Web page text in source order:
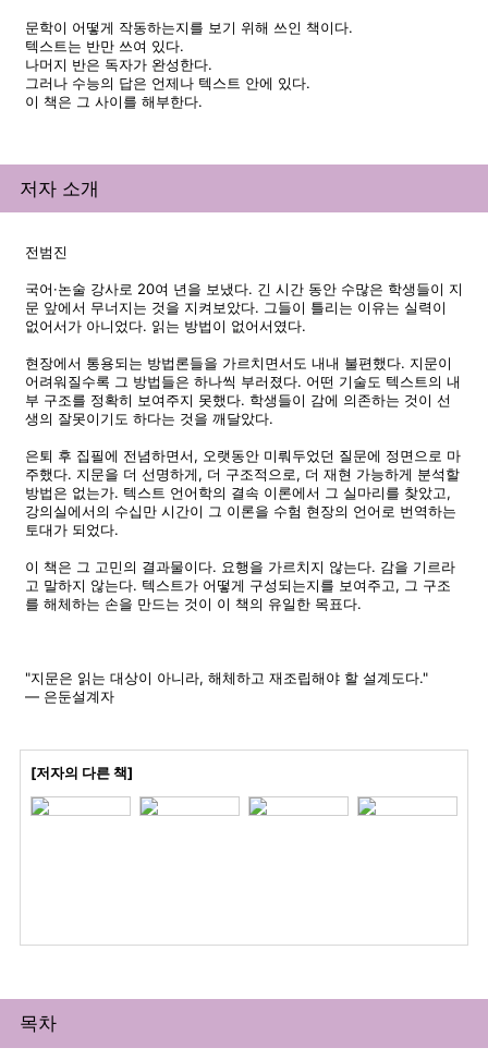
문학이 어떻게 작동하는지를 보기 위해 쓰인 책이다.
텍스트는 반만 쓰여 있다.
나머지 반은 독자가 완성한다.
그러나 수능의 답은 언제나 텍스트 안에 있다.
이 책은 그 사이를 해부한다.
저자 소개
전범진
국어·논술 강사로 20여 년을 보냈다. 긴 시간 동안 수많은 학생들이 지
문 앞에서 무너지는 것을 지켜보았다. 그들이 틀리는 이유는 실력이
없어서가 아니었다. 읽는 방법이 없어서였다.
현장에서 통용되는 방법론들을 가르치면서도 내내 불편했다. 지문이
어려워질수록 그 방법들은 하나씩 부러졌다. 어떤 기술도 텍스트의 내
부 구조를 정확히 보여주지 못했다. 학생들이 감에 의존하는 것이 선
생의 잘못이기도 하다는 것을 깨달았다.
은퇴 후 집필에 전념하면서, 오랫동안 미뤄두었던 질문에 정면으로 마
주했다. 지문을 더 선명하게, 더 구조적으로, 더 재현 가능하게 분석할
방법은 없는가. 텍스트 언어학의 결속 이론에서 그 실마리를 찾았고,
강의실에서의 수십만 시간이 그 이론을 수험 현장의 언어로 번역하는
토대가 되었다.
이 책은 그 고민의 결과물이다. 요행을 가르치지 않는다. 감을 기르라
고 말하지 않는다. 텍스트가 어떻게 구성되는지를 보여주고, 그 구조
를 해체하는 손을 만드는 것이 이 책의 유일한 목표다.
"지문은 읽는 대상이 아니라, 해체하고 재조립해야 할 설계도다."
— 은둔설계자
[저자의 다른 책]
목차